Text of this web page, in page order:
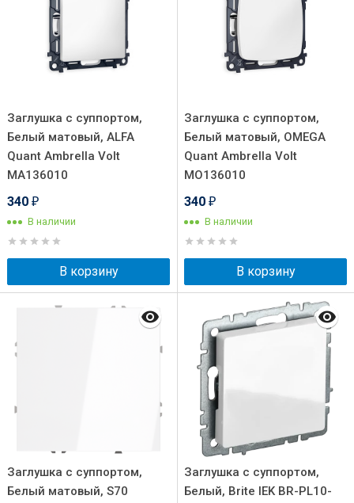
Заглушка с суппортом,
Белый матовый, ALFA
Quant Ambrella Volt
MA136010
340 ₽
В наличии
В корзину
Заглушка с суппортом,
Белый матовый, OMEGA
Quant Ambrella Volt
MO136010
340 ₽
В наличии
В корзину
Заглушка с суппортом,
Белый матовый, S70
Заглушка с суппортом,
Белый, Brite IEK BR-PL10-